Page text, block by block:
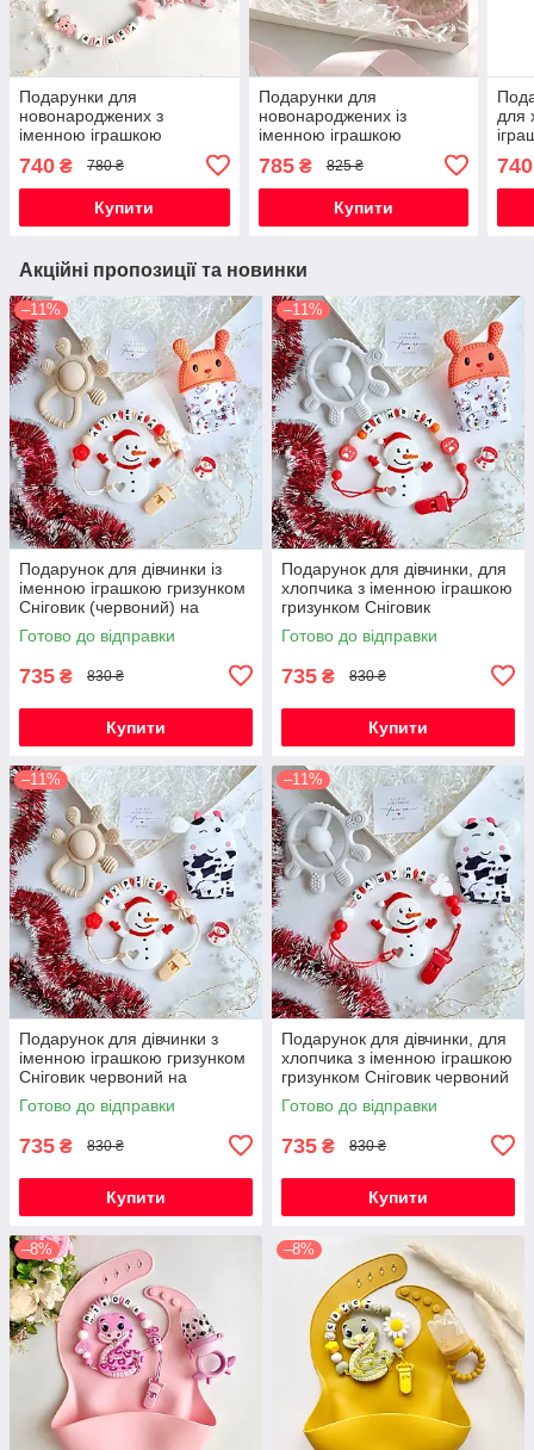
Подарунки для
новонароджених з
іменною іграшкою
виписку, хрестини, півроку,
для дівчинки
740 ₴ 780 ₴
Купити
Подарунки для
новонароджених із
іменною іграшкою
виписку, хрестини, півроку,
для дівчинки
785₴ 825 ₴
Купити
для
740
Акційні пропозиції та новинки
–11%
Подарунок для дівчинки із
іменною іграшкою гризунком
Сніговик (червоний) на
Новорічні свята
Готово до відправки
735 ₴ 830 ₴
Купити
–11%
Подарунок для дівчинки, для
хлопчика з іменною іграшкою
гризунком Сніговик
(червоний) на Новорічні
свята
Готово до відправки
735 ₴ 830 ₴
Купити
–11%
Подарунок для дівчинки з
іменною іграшкою гризунком
Сніговик червоний на
Новорічні свята
Готово до відправки
735 ₴ 830 ₴
Купити
–11%
Подарунок для дівчинки, для
хлопчика з іменною іграшкою
гризунком Сніговик червоний
на Новорічні свята
Готово до відправки
735 ₴ 830 ₴
Купити
–8% –8%